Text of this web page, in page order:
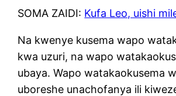
SOMA ZAIDI: Kufa Leo, uishi
Na kwenye kusema wapo
kwa uzuri, na wapo
ubaya. Wapo watakaokusema
uboreshe unachofanya ili